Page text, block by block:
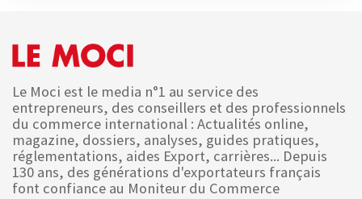
Le Moci est le media n°1 au service des
entrepreneurs, des conseillers et des professionnels
du commerce international : Actualités online,
magazine, dossiers, analyses, guides pratiques,
réglementations, aides Export, carrières... Depuis
130 ans, des générations d'exportateurs français
font confiance au Moniteur du Commerce